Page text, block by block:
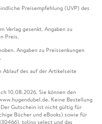
Preisempfehlung (UVP) des
Verlag gesenkt. Angaben zu
Preis.
Angaben zu Preissenkungen
Ablauf des auf der Artikelseite
10.08.2026. Sie können den
Keine Bestellung
Gutschein ist nicht gültig für
Bücher und eBooks) sowie für
tolino select und das